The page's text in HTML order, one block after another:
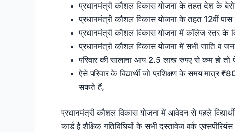
प्रधानमंत्री कौशल विकास योजना के तहत देश के
प्रधानमंत्री कौशल विकास योजना के तहत 12वीं
प्रधानमंत्री कौशल विकास योजना में कॉलेज स्तर के
प्रधानमंत्री कौशल विकास योजना में सभी जाति व
परिवार की सालाना आय 2.5 लाख रुपए से कम हो तो
ऐसे परिवार के विद्यार्थी जो प्रशिक्षण के समय
सकते हैं,
प्रधानमंत्री कौशल विकास योजना में आवेदन से पहले
कार्ड है शैक्षिक गतिविधियों के सभी दस्तावेज वर्क